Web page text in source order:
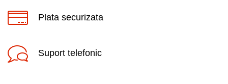
Plata securizata
Suport telefonic